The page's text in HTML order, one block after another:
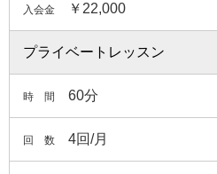
入会金 ￥22,000
プライベートレッスン
時 間 60分
回 数 4回/月